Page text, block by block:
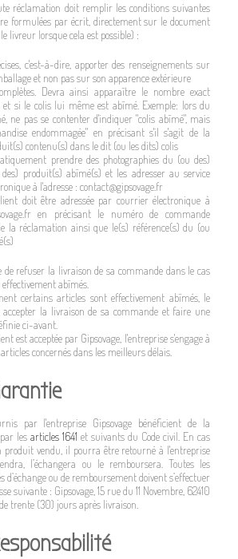
réclamation doit remplir les conditions suivantes
formulées par écrit, directement sur le document
livreur lorsque cela est possible) :
c'est-à-dire, apporter des renseignements sur
et non pas sur son apparence extérieure
Devra ainsi apparaître le nombre exact
et si le colis lui même est abîmé. Exemple: lors du
ne pas se contenter d'indiquer "colis abîmé", mais
endommagée" en précisant s'il s'agit de la
contenu(s) dans le dit (ou les dits) colis
prendre des photographies du (ou des)
produit(s) abîmé(s) et les adresser au service
à l'adresse : contact@gipsovage.fr
doit être adressée par courrier électronique à
en précisant le numéro de commande
la réclamation ainsi que le(s) référence(s) du (ou
de refuser la livraison de sa commande dans le cas
abîmés.
certains articles sont effectivement abîmés, le
la livraison de sa commande et faire une
ci-avant.
est acceptée par Gipsovage, l'entreprise s'engage à
concernés dans les meilleurs délais.
par l'entreprise Gipsovage bénéficient de la
les articles 1641 et suivants du Code civil. En cas
produit vendu, il pourra être retourné à l'entreprise
l’échangera ou le remboursera. Toutes les
d’échange ou de remboursement doivent s’effectuer
suivante : Gipsovage, 15 rue du 11 Novembre, 62410
trente (30) jours après livraison.